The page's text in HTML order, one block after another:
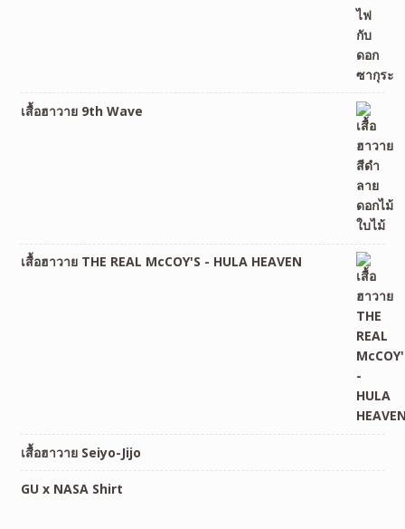
เสื้อฮาวาย 9th Wave
เสื้อฮาวาย THE REAL McCOY'S - HULA HEAVEN
เสื้อฮาวาย Seiyo-Jijo
GU x NASA Shirt